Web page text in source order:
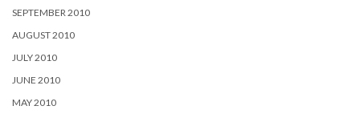
SEPTEMBER 2010
AUGUST 2010
JULY 2010
JUNE 2010
MAY 2010